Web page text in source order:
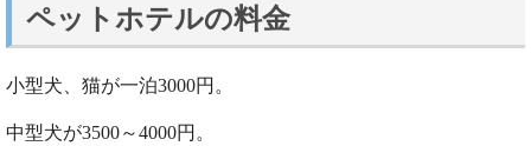
ペットホテルの料金
小型犬、猫が一泊3000円。
中型犬が3500～4000円。